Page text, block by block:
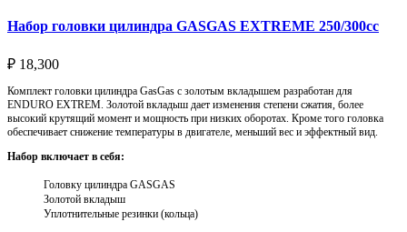
Набор головки цилиндра GASGAS EXTREME 250/300cc
₽ 18,300
Комплект головки цилиндра GasGas с золотым вкладышем разработан для
ENDURO EXTREM. Золотой вкладыш дает изменения степени сжатия, более
высокий крутящий момент и мощность при низких оборотах. Кроме того головка
обеспечивает снижение температуры в двигателе, меньший вес и эффектный вид.
Набор включает в себя:
Головку цилиндра GASGAS
Золотой вкладыш
Уплотнительные резинки (кольца)